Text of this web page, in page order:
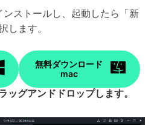
ストールし、起動したら「新
します。
無料ダウンロード
mac
ッグアンドドロップします。